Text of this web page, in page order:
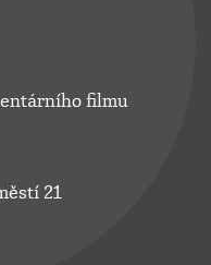
filmu
21